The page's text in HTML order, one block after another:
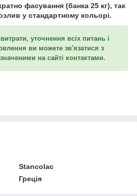
фасування (банка 25 кг), так
у стандартному кольорі.
уточнення всіх питань і
ви можете зв'язатися з
на сайті контактами.
Stancolac
Греція